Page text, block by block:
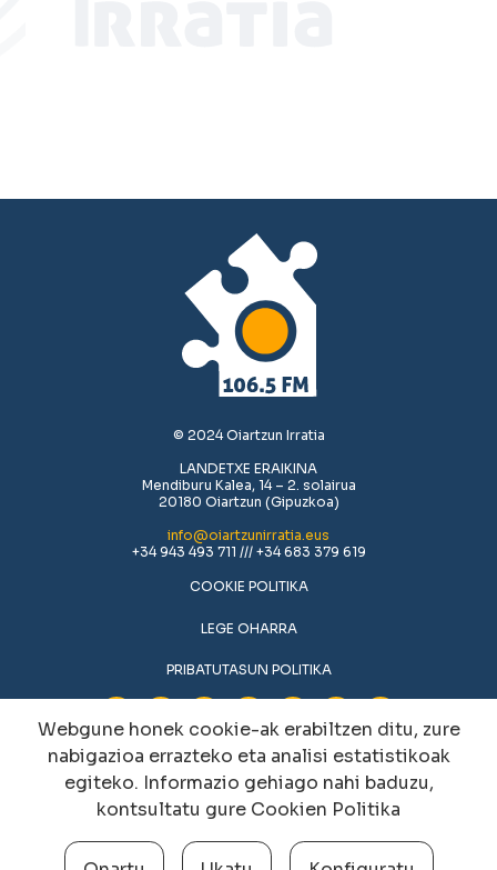
© 2024 Oiartzun Irratia
LANDETXE ERAIKINA
Mendiburu Kalea, 14 – 2. solairua
20180 Oiartzun (Gipuzkoa)
info@oiartzunirratia.eus
+34 943 493 711 /// +34 683 379 619
COOKIE POLITIKA
LEGE OHARRA
PRIBATUTASUN POLITIKA
Webgune honek cookie-ak erabiltzen ditu, zure
nabigazioa errazteko eta analisi estatistikoak
egiteko. Informazio gehiago nahi baduzu,
kontsultatu gure Cookien Politika